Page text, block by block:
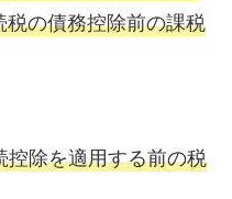
の債務控除前の課税
控除を適用する前の税